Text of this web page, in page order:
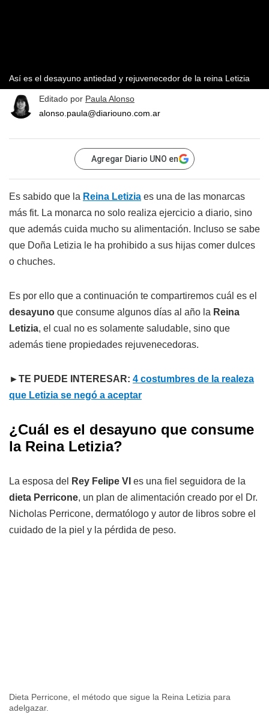
Así es el desayuno antiedad y rejuvenecedor de la reina Letizia
Editado por Paula Alonso
alonso.paula@diariouno.com.ar
Agregar Diario UNO en
Es sabido que la Reina Letizia es una de las monarcas
más fit. La monarca no solo realiza ejercicio a diario, sino
que además cuida mucho su alimentación. Incluso se sabe
que Doña Letizia le ha prohibido a sus hijas comer dulces
o chuches.
Es por ello que a continuación te compartiremos cuál es el
desayuno que consume algunos días al año la Reina
Letizia, el cual no es solamente saludable, sino que
además tiene propiedades rejuvenecedoras.
►TE PUEDE INTERESAR: 4 costumbres de la realeza
que Letizia se negó a aceptar
¿Cuál es el desayuno que consume
la Reina Letizia?
La esposa del Rey Felipe VI es una fiel seguidora de la
dieta Perricone, un plan de alimentación creado por el Dr.
Nicholas Perricone, dermatólogo y autor de libros sobre el
cuidado de la piel y la pérdida de peso.
Dieta Perricone, el método que sigue la Reina Letizia para
adelgazar.